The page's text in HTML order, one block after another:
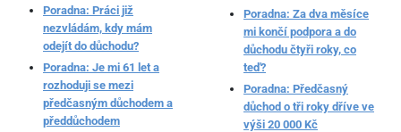
Poradna: Práci již
nezvládám, kdy mám
odejít do důchodu?
Poradna: Je mi 61 let a
rozhoduji se mezi
předčasným důchodem a
předdůchodem
Poradna: Za dva měsíce
mi končí podpora a do
důchodu čtyři roky, co
teď?
Poradna: Předčasný
důchod o tři roky dříve ve
výši 20 000 Kč